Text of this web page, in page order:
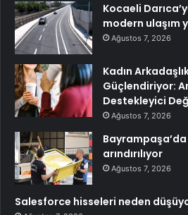
Kocaeli
modern ulaşım
Ağustos 7, 2026
Kadın
Güçlendiriyor:
Destekleyici
Ağustos 7, 2026
arındırılıyor
Ağustos 7, 2026
Salesforce hisseleri neden